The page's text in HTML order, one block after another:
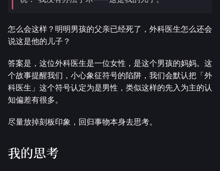
怎么会这样？明明男孩的父亲已经死了，外科医生怎么还会
说这是他的儿子？
答案是，这位外科医生是一位女性，是这个男孩的妈妈。这
个故事提醒我们，小心象征符号的陷阱，我们会默认把「外
科医生」这个符号认定为是男性，类似这样的先入为主的认
知偏差有很多。
尽量放掉刻板印象，回归事物本身去思考。
我的思考